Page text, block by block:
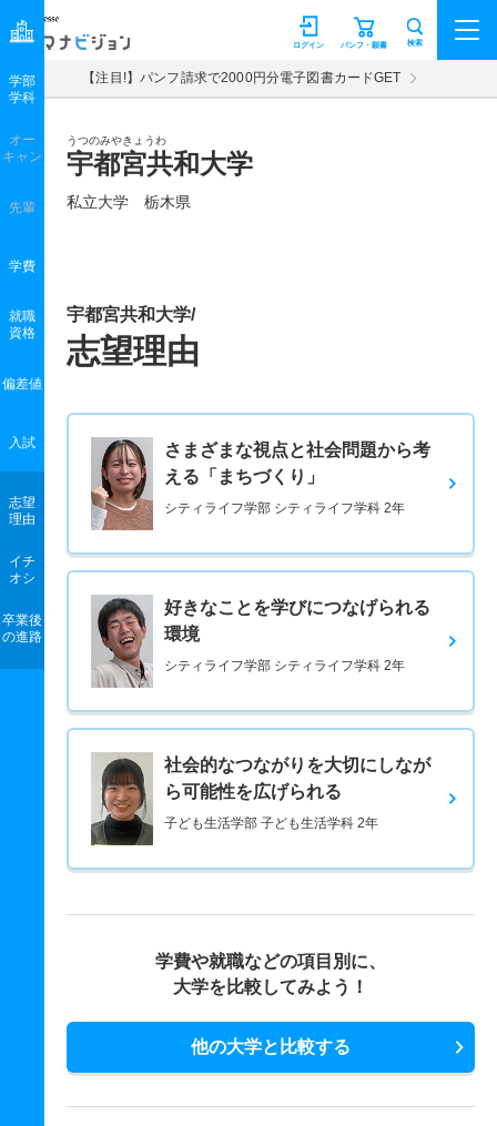
マナビジョン パンフ・願書
ログイン 検索
【注目!】パンフ請求で2000円分電子図書カードGET
うつのみやきょうわ
宇都宮共和大学
私立大学 栃木県
学部
学科
オー
キャン
先輩
学費
就職
資格
偏差値
入試
志望
理由
イチ
オシ
卒業後
の進路
宇都宮共和大学/
志望理由
さまざまな視点と社会問題から考
える「まちづくり」
シティライフ学部 シティライフ学科 2年
好きなことを学びにつなげられる
環境
シティライフ学部 シティライフ学科 2年
社会的なつながりを大切にしなが
ら可能性を広げられる
子ども生活学部 子ども生活学科 2年
学費や就職などの項目別に、
大学を比較してみよう！
他の大学と比較する